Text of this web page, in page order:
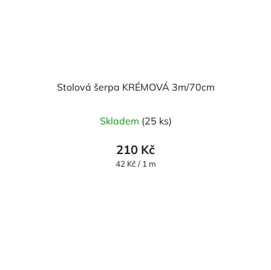
Stolová šerpa KRÉMOVÁ 3m/70cm
Skladem (25 ks)
210 Kč
Měrná
42 Kč / 1 m